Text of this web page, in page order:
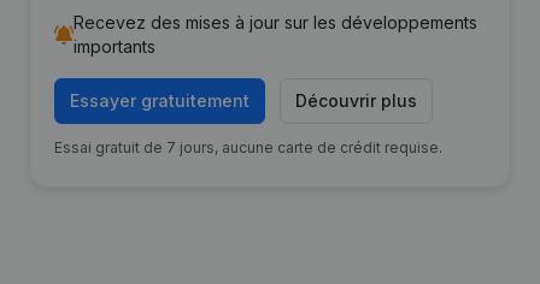
Recevez des mises à jour sur les développements
importants
Essayer gratuitement Découvrir plus
Essai gratuit de 7 jours, aucune carte de crédit requise.